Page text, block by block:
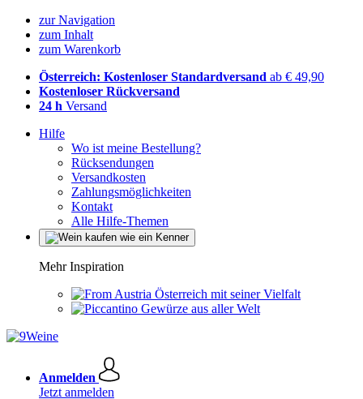
zur Navigation
zum Inhalt
zum Warenkorb
Österreich: Kostenloser Standardversand ab € 49,90
Kostenloser Rückversand
24 h Versand
Hilfe
Wo ist meine Bestellung?
Rücksendungen
Versandkosten
Zahlungsmöglichkeiten
Kontakt
Alle Hilfe-Themen
Mehr Inspiration
Österreich mit seiner Vielfalt
Gewürze aus aller Welt
Anmelden
Jetzt anmelden